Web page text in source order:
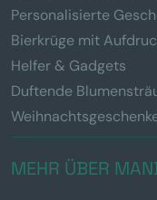
Personalisierte
Bierkrüge mit
Helfer & Gadgets
Duftende
MEHR ÜBER